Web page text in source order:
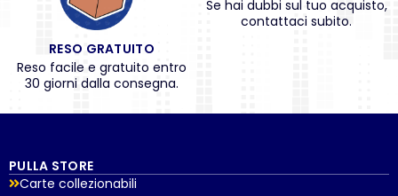
RESO GRATUITO
Reso facile e gratuito entro
30 giorni dalla consegna.
Se hai dubbi sul tuo acquisto,
contattaci subito.
PULLA STORE
Carte collezionabili